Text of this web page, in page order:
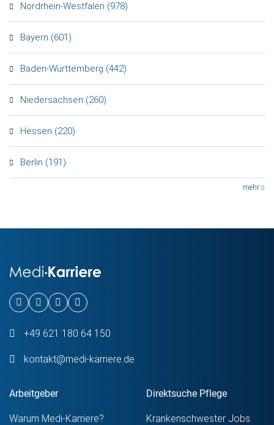
Nordrhein-Westfalen (978)
Bayern (601)
Baden-Württemberg (442)
Niedersachsen (260)
Hessen (220)
Berlin (191)
mehr
+49 621 180 64 150
kontakt@medi-karriere.de
Arbeitgeber
Warum Medi-Karriere?
Direktsuche Pflege
Krankenschwester Jobs